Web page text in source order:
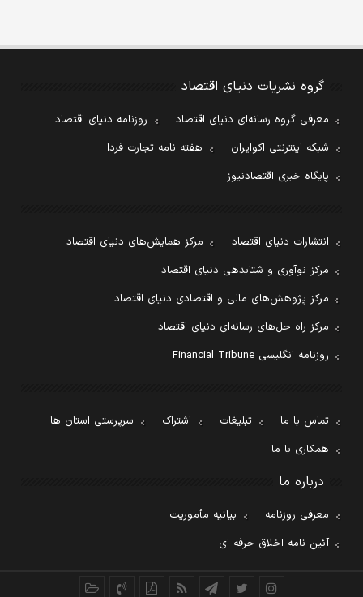
گروه نشریات دنیای اقتصاد
معرفی گروه رسانه‌ای دنیای اقتصاد
روزنامه دنیای اقتصاد
شبکه اینترنتی اکوایران
هفته نامه تجارت فردا
پایگاه خبری اقتصادنیوز
انتشارات دنیای اقتصاد
مرکز همایش‌های دنیای اقتصاد
مرکز نوآوری و شتابدهی دنیای اقتصاد
مرکز پژوهش‌های مالی و اقتصادی دنیای اقتصاد
مرکز راه حل‌های رسانه‌ای دنیای اقتصاد
روزنامه انگلیسی Financial Tribune
تماس با ما تبلیغات اشتراک
سرپرستی استان ها
همکاری با ما
درباره ما
معرفی روزنامه
بیانیه مأموریت
آئین نامه اخلاق حرفه ای